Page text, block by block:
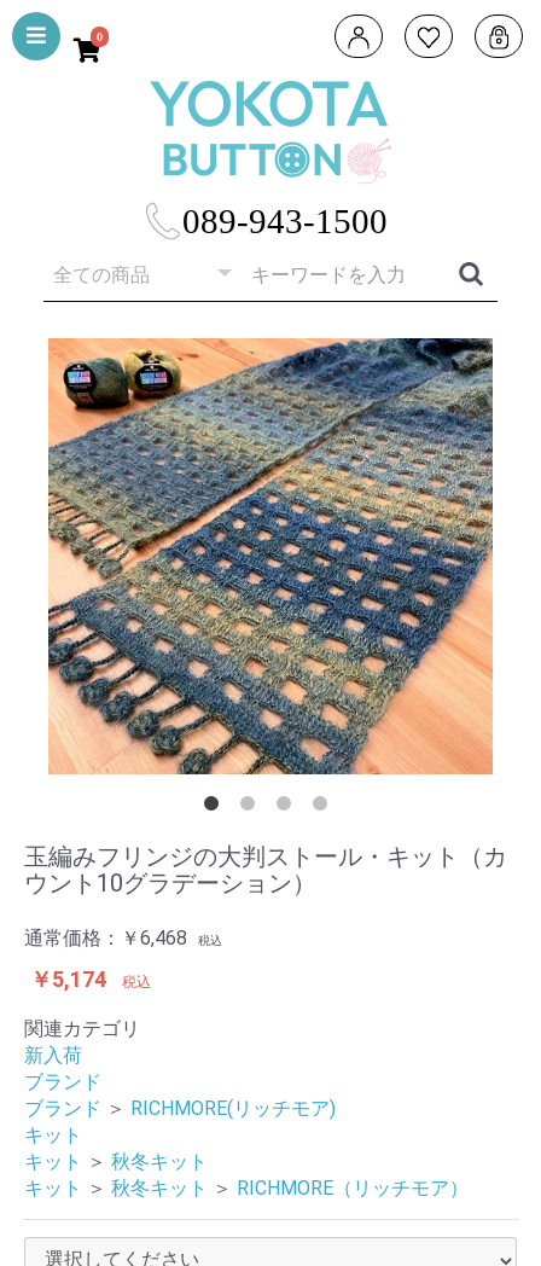
089-943-1500
0
玉編みフリンジの大判ストール・キット（カ
ウント10グラデーション）
通常価格： ￥6,468 税込
￥5,174 税込
関連カテゴリ
新入荷
ブランド
ブランド ＞ RICHMORE(リッチモア)
キット
キット
＞ 秋冬キット
キット
＞ 秋冬キット ＞ RICHMORE（リッチモア）